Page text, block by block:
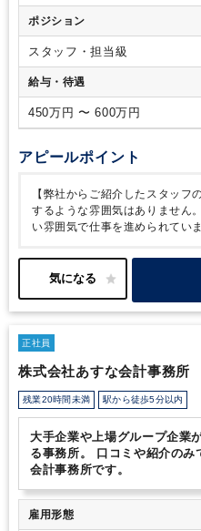
人）
ポジション
スタッフ・担当級
給与・待遇
450万円 〜 600万円
アピールポイント
【弊社からご紹介したスタッフ
するような雰囲気はありません。
い雰囲気で仕事を進められてい
司や周りの方にはいつでも気軽
に新しく入られた方に対しては
す。上司との距離が近いので、
に税理士法人化と、開業からは
リア形成を目指すことができます
（年に15～20程度）です。 〈
長の人脈により、クライアント
際税務（英語圏・ドイツ語圏）
税、合併・分割等の組織再編に
りに及ぶ豊富な経験の累積と研究
な要望に対応しています。法務
正民法・新会社法のもとでの相
にも対応いたします。また、
正社員
株式会社あすな会計事務所
残業20時間未満 駅から徒歩5分以内
大手企業や上場グループ企業
る事務所。 口コミや紹介の
会計事務所です。
雇用形態